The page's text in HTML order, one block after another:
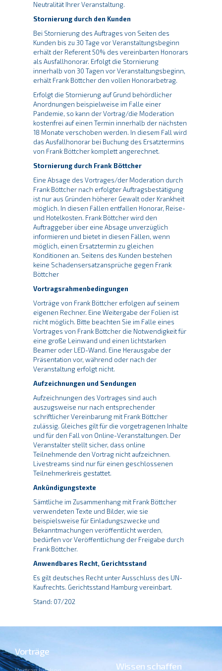
Neutralität Ihrer Veranstaltung.
Stornierung durch den Kunden
Bei Stornierung des Auftrages von Seiten des
Kunden bis zu 30 Tage vor Veranstaltungsbeginn
erhält der Referent 50% des vereinbarten Honorars
als Ausfallhonorar. Erfolgt die Stornierung
innerhalb von 30 Tagen vor Veranstaltungsbeginn,
erhält Frank Böttcher den vollen Honorarbetrag.
Erfolgt die Stornierung auf Grund behördlicher
Anordnungen beispielweise im Falle einer
Pandemie, so kann der Vortrag/die Moderation
kostenfrei auf einen Termin innerhalb der nächsten
18 Monate verschoben werden. In diesem Fall wird
das Ausfallhonorar bei Buchung des Ersatztermins
von Frank Böttcher komplett angerechnet.
Stornierung durch Frank Böttcher
Eine Absage des Vortrages/der Moderation durch
Frank Böttcher nach erfolgter Auftragsbestätigung
ist nur aus Gründen höherer Gewalt oder Krankheit
möglich. In diesen Fällen entfallen Honorar, Reise-
und Hotelkosten. Frank Böttcher wird den
Auftraggeber über eine Absage unverzüglich
informieren und bietet in diesen Fällen, wenn
möglich, einen Ersatztermin zu gleichen
Konditionen an. Seitens des Kunden bestehen
keine Schadensersatzansprüche gegen Frank
Böttcher
Vortragsrahmenbedingungen
Vorträge von Frank Böttcher erfolgen auf seinem
eigenen Rechner. Eine Weitergabe der Folien ist
nicht möglich. Bitte beachten Sie im Falle eines
Vortrages von Frank Böttcher die Notwendigkeit für
eine große Leinwand und einen lichtstarken
Beamer oder LED-Wand. Eine Herausgabe der
Präsentation vor, während oder nach der
Veranstaltung erfolgt nicht.
Aufzeichnungen und Sendungen
Aufzeichnungen des Vortrages sind auch
auszugsweise nur nach entsprechender
schriftlicher Vereinbarung mit Frank Böttcher
zulässig. Gleiches gilt für die vorgetragenen Inhalte
und für den Fall von Online-Veranstaltungen. Der
Veranstalter stellt sicher, dass online
Teilnehmende den Vortrag nicht aufzeichnen.
Livestreams sind nur für einen geschlossenen
Teilnehmerkreis gestattet.
Ankündigungstexte
Sämtliche im Zusammenhang mit Frank Böttcher
verwendeten Texte und Bilder, wie sie
beispielsweise für Einladungszwecke und
Bekanntmachungen veröffentlicht werden,
bedürfen vor Veröffentlichung der Freigabe durch
Frank Böttcher.
Anwendbares Recht, Gerichtsstand
Es gilt deutsches Recht unter Ausschluss des UN-
Kaufrechts. Gerichtsstand Hamburg vereinbart.
Stand: 07/202
Vorträge
Wissen schaffen